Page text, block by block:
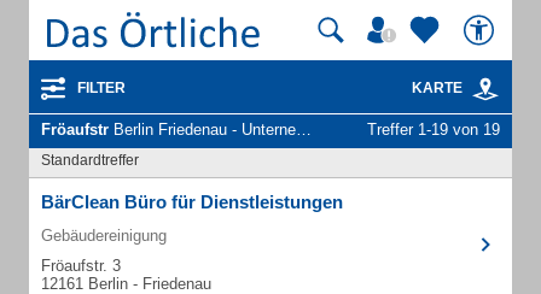
FILTER KARTE
Fröaufstr Berlin Friedenau - Unternehmen und Personen Treffer 1-19 von 19
Standardtreffer
BärClean Büro für Dienstleistungen
Gebäudereinigung
Fröaufstr. 3
12161 Berlin - Friedenau